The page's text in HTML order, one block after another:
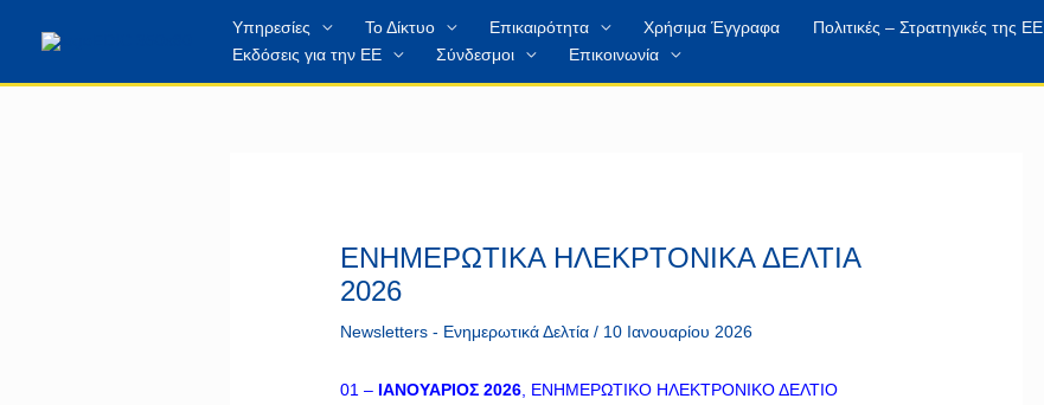
Υπηρεσίες Το Δίκτυο Επικαιρότητα Χρήσιμα Έγγραφα Πολιτικές – Στρατηγικές της ΕΕ
Εκδόσεις για την ΕΕ
Σύνδεσμοι Επικοινωνία
ΕΝΗΜΕΡΩΤΙΚΑ ΗΛΕΚΡΤΟΝΙΚΑ ΔΕΛΤΙΑ
2026
Newsletters - Ενημερωτικά Δελτία/ 10 Ιανουαρίου 2026
01 – ΙΑΝΟΥΑΡΙΟΣ 2026, ΕΝΗΜΕΡΩΤΙΚΟ ΗΛΕΚΤΡΟΝΙΚΟ ΔΕΛΤΙΟ